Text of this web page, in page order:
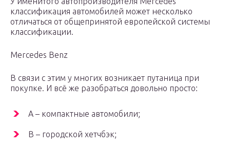
классификация автомобилей может несколько
отличаться от общепринятой европейской системы
классификации.
Mercedes Benz
В связи с этим у многих возникает путаница при
покупке. И всё же разобраться довольно просто:
A – компактные автомобили;
B – городской хетчбэк;